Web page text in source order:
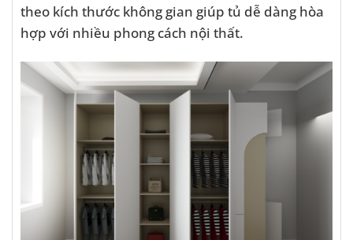
theo kích thước không gian giúp tủ dễ dàng hòa
hợp với nhiều phong cách nội thất.